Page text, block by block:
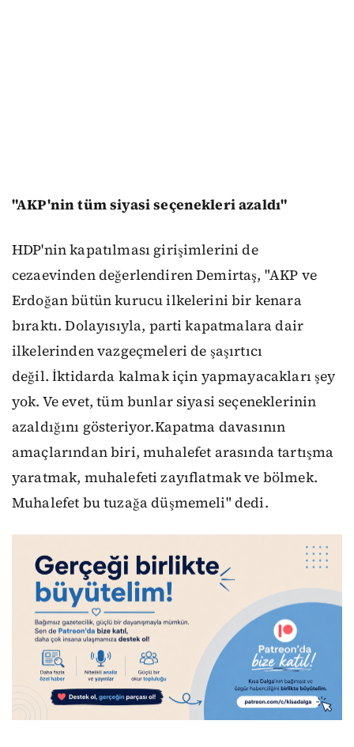
"AKP'nin tüm siyasi seçenekleri azaldı"
HDP'nin kapatılması girişimlerini de
cezaevinden değerlendiren Demirtaş, "AKP ve
Erdoğan bütün kurucu ilkelerini bir kenara
bıraktı. Dolayısıyla, parti kapatmalara dair
ilkelerinden vazgeçmeleri de şaşırtıcı
değil. İktidarda kalmak için yapmayacakları şey
yok. Ve evet, tüm bunlar siyasi seçeneklerinin
azaldığını gösteriyor.Kapatma davasının
amaçlarından biri, muhalefet arasında tartışma
yaratmak, muhalefeti zayıflatmak ve bölmek.
Muhalefet bu tuzağa düşmemeli" dedi.